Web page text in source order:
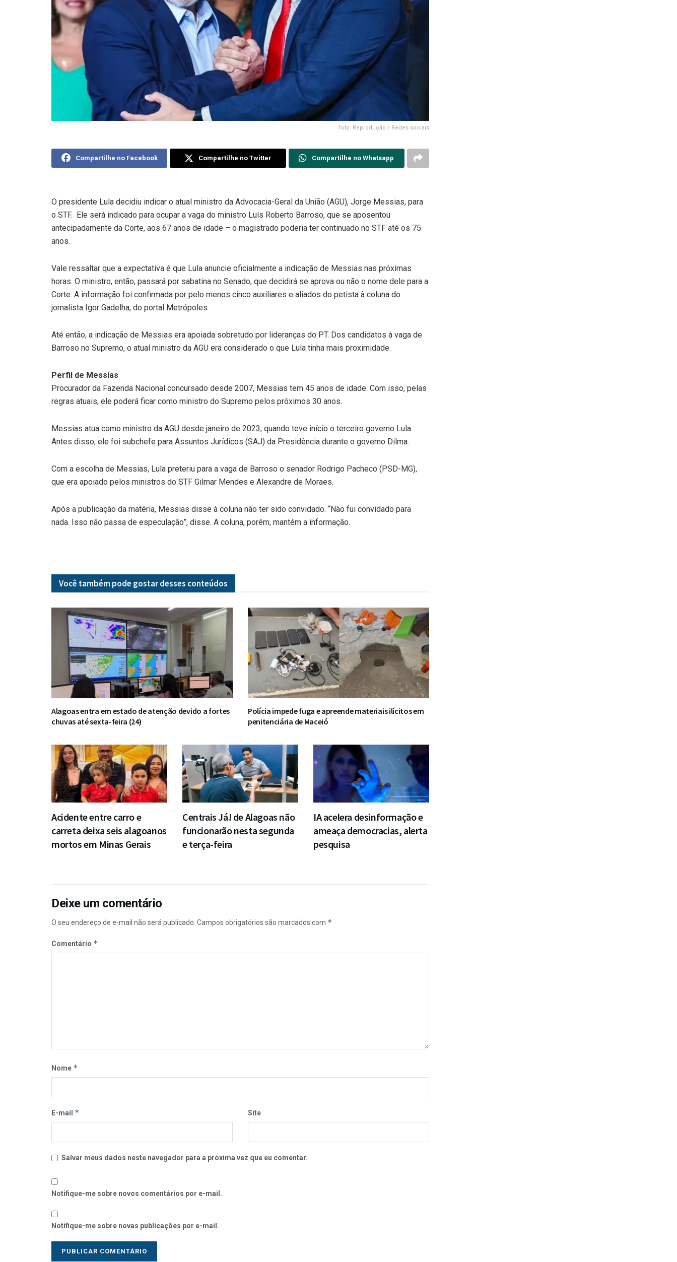
foto: Reprodução / Redes sociais
Compartilhe no Facebook Compartilhe no Twitter Compartilhe no Whatsapp
O presidente Lula decidiu indicar o atual ministro da Advocacia-Geral da União (AGU), Jorge Messias, para
o STF. Ele será indicado para ocupar a vaga do ministro Luís Roberto Barroso, que se aposentou
antecipadamente da Corte, aos 67 anos de idade – o magistrado poderia ter continuado no STF até os 75
anos.
Vale ressaltar que a expectativa é que Lula anuncie oficialmente a indicação de Messias nas próximas
horas. O ministro, então, passará por sabatina no Senado, que decidirá se aprova ou não o nome dele para a
Corte. A informação foi confirmada por pelo menos cinco auxiliares e aliados do petista à coluna do
jornalista Igor Gadelha, do portal Metrópoles
Até então, a indicação de Messias era apoiada sobretudo por lideranças do PT. Dos candidatos à vaga de
Barroso no Supremo, o atual ministro da AGU era considerado o que Lula tinha mais proximidade.
Perfil de Messias
Procurador da Fazenda Nacional concursado desde 2007, Messias tem 45 anos de idade. Com isso, pelas
regras atuais, ele poderá ficar como ministro do Supremo pelos próximos 30 anos.
Messias atua como ministro da AGU desde janeiro de 2023, quando teve início o terceiro governo Lula.
Antes disso, ele foi subchefe para Assuntos Jurídicos (SAJ) da Presidência durante o governo Dilma.
Com a escolha de Messias, Lula preteriu para a vaga de Barroso o senador Rodrigo Pacheco (PSD-MG),
que era apoiado pelos ministros do STF Gilmar Mendes e Alexandre de Moraes.
Após a publicação da matéria, Messias disse à coluna não ter sido convidado. “Não fui convidado para
nada. Isso não passa de especulação”, disse. A coluna, porém, mantém a informação.
Você também pode gostar desses conteúdos
Alagoas entra em estado de atenção devido a fortes
chuvas até sexta-feira (24)
Polícia impede fuga e apreende materiais ilícitos em
penitenciária de Maceió
Acidente entre carro e
carreta deixa seis alagoanos
mortos em Minas Gerais
Centrais Já! de Alagoas não
funcionarão nesta segunda
e terça-feira
IA acelera desinformação e
ameaça democracias, alerta
pesquisa
Deixe um comentário
O seu endereço de e-mail não será publicado. Campos obrigatórios são marcados com *
Comentário *
Nome *
E-mail * Site
Salvar meus dados neste navegador para a próxima vez que eu comentar.
Notifique-me sobre novos comentários por e-mail.
Notifique-me sobre novas publicações por e-mail.